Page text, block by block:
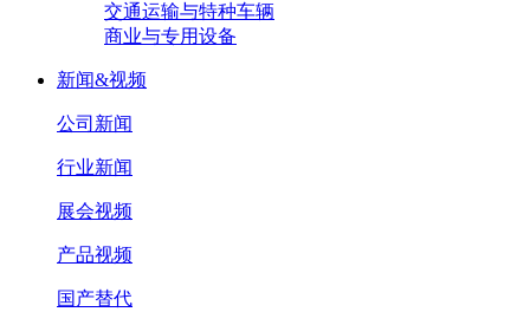
交通运输与特种车辆
商业与专用设备
新闻&视频
公司新闻
行业新闻
展会视频
产品视频
国产替代